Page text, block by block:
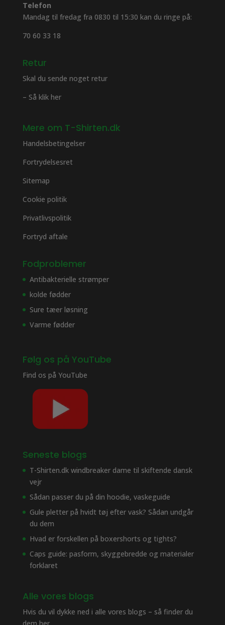
Telefon
Mandag til fredag fra 0830 til 15:30 kan du ringe på:
70 60 33 18
Retur
Skal du sende noget retur
– Så klik her
Mere om T-Shirten.dk
Handelsbetingelser
Fortrydelsesret
Sitemap
Cookie politik
Privatlivspolitik
Fortryd aftale
Fodproblemer
Antibakterielle strømper
kolde fødder
Sure tæer løsning
Varme fødder
Følg os på YouTube
Find os på YouTube
Seneste blogs
T-Shirten.dk windbreaker dame til skiftende dansk
vejr
Sådan passer du på din hoodie, vaskeguide
Gule pletter på hvidt tøj efter vask? Sådan undgår
du dem
Hvad er forskellen på boxershorts og tights?
Caps guide: pasform, skyggebredde og materialer
forklaret
Alle vores blogs
Hvis du vil dykke ned i alle vores blogs – så finder du